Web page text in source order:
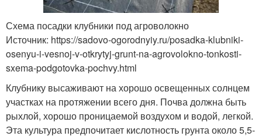
Схема посадки клубники под агроволокно
Источник: https://sadovo-ogorodnyiy.ru/posadka-klubniki-
osenyu-i-vesnoj-v-otkrytyj-grunt-na-agrovolokno-tonkosti-
sxema-podgotovka-pochvy.html
Клубнику высаживают на хорошо освещенных солнцем
участках на протяжении всего дня. Почва должна быть
рыхлой, хорошо проницаемой воздухом и водой, легкой.
Эта культура предпочитает кислотность грунта около 5,5-